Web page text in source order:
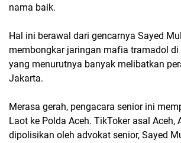
nama baik.
Hal ini berawal dari gencarnya Sayed
membongkar jaringan mafia tramadol di
yang menurutnya banyak melibatkan
Jakarta.
Merasa gerah, pengacara senior ini
Laot ke Polda Aceh. TikToker asal Aceh,
dipolisikan oleh advokat senior, Sayed